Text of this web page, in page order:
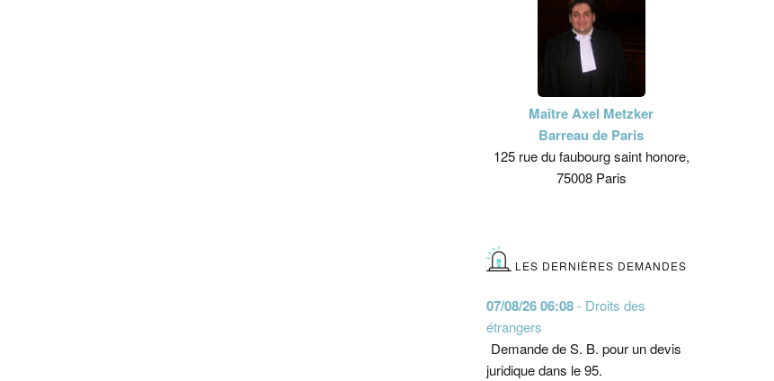
Maître Axel Metzker
Barreau de Paris
125 rue du faubourg saint honore,
75008 Paris
LES DERNIÈRES DEMANDES
07/08/26 06:08- Droits des
étrangers
Demande de S. B. pour un devis
juridique dans le 95.